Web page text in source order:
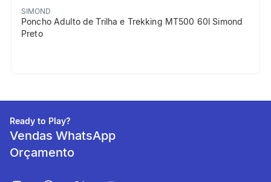
SIMOND
Poncho Adulto de Trilha e Trekking MT500 60l Simond
Preto
Ready to Play?
Vendas WhatsApp
Orçamento